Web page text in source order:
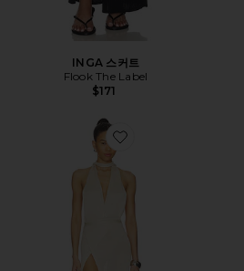
INGA 스커트
Flook The Label
$171
Favorite NAYARA 원피스